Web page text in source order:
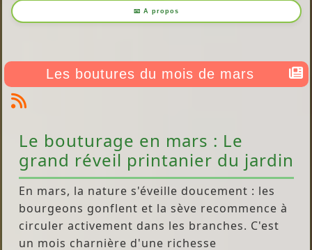
📧 A propos
Les boutures du mois de mars
Le bouturage en mars : Le
grand réveil printanier du jardin
En mars, la nature s'éveille doucement : les
bourgeons gonflent et la sève recommence à
circuler activement dans les branches. C'est
un mois charnière d'une richesse